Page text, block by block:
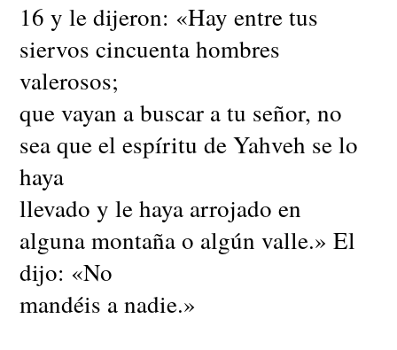
16 y le dijeron: «Hay entre tus
siervos cincuenta hombres
valerosos;
que vayan a buscar a tu señor, no
sea que el espíritu de Yahveh se lo
haya
llevado y le haya arrojado en
alguna montaña o algún valle.» El
dijo: «No
mandéis a nadie.»